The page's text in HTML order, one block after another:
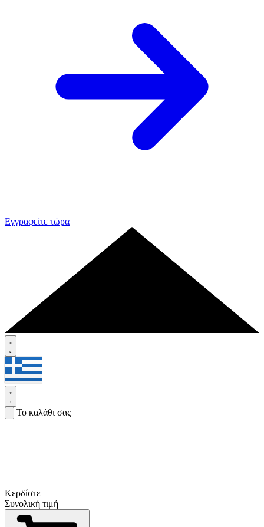
Εγγραφείτε τώρα
Το καλάθι σας
Κερδίστε
Συνολική τιμή